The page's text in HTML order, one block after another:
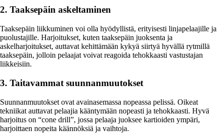
2. Taaksepäin askeltaminen
Taaksepäin liikkuminen voi olla hyödyllistä, erityisesti linjapelaajille ja
puolustajille. Harjoitukset, kuten taaksepäin juoksenta ja
askelharjoitukset, auttavat kehittämään kykyä siirtyä hyvällä rytmillä
taaksepäin, jolloin pelaajat voivat reagoida tehokkaasti vastustajan
liikkeisiin.
3. Taitavammat suunnanmuutokset
Suunnanmuutokset ovat avainasemassa nopeassa pelissä. Oikeat
tekniikat auttavat pelaajia kääntymään nopeasti ja tehokkaasti. Hyvä
harjoitus on “cone drill”, jossa pelaaja juoksee kartioiden ympäri,
harjoittaen nopeita käännöksiä ja vaihtoja.